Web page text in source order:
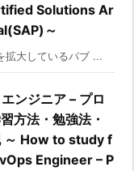
Solutions Ar
～
拡大しているパブ ...
ンジニア – プロ
方法・勉強法・
～ How to study f
Engineer – P